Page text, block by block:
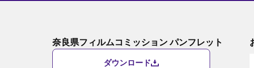
奈良県フィルムコミッション パンフレット
ダウンロード